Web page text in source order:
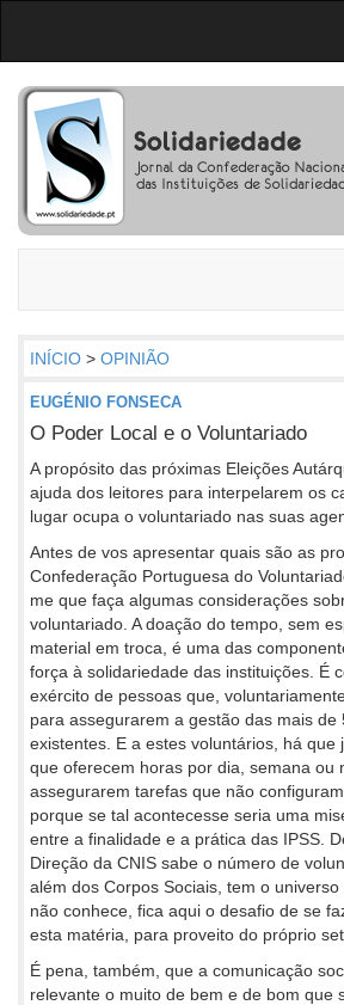
INÍCIO > OPINIÃO
EUGÉNIO FONSECA
O Poder Local e o Voluntariado
A propósito das próximas Eleições
ajuda dos leitores para interpelarem os
lugar ocupa o voluntariado nas suas
Antes de vos apresentar quais são as
Confederação Portuguesa do
me que faça algumas considerações
voluntariado. A doação do tempo, sem
material em troca, é uma das
força à solidariedade das instituições. É
exército de pessoas que,
para assegurarem a gestão das mais de
existentes. E a estes voluntários, há que
que oferecem horas por dia, semana ou
assegurarem tarefas que não
porque se tal acontecesse seria uma
entre a finalidade e a prática das IPSS.
Direção da CNIS sabe o número de
além dos Corpos Sociais, tem o
não conhece, fica aqui o desafio de se
esta matéria, para proveito do próprio
É pena, também, que a comunicação
relevante o muito de bem e de bom que